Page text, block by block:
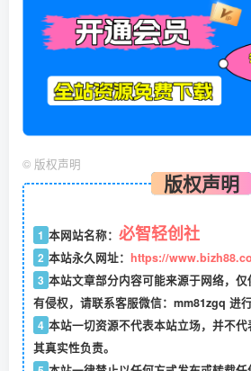
© 版权声明
版权声明
1 本网站名称： 必智轻创社
2 本站永久网址： https://
3 本站文章部分内容可能来源于网络，
有侵权，请联系客服微信：mm81zgq 进行
4 本站一切资源不代表本站立场，并不
其真实性负责。